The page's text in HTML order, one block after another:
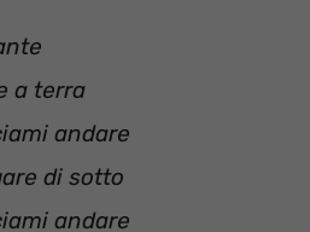
a terra
andare
di sotto
andare